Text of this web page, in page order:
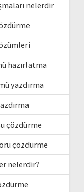
nelerdir
hazırlatma
yazdırma
çözdürme
çözdürme
nelerdir?